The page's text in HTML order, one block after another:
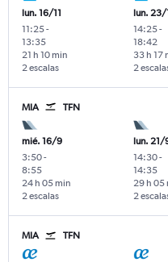
lun. 16/11
11:25-
13:35
2 escalas
21 h 10 min
lun. 23/
14:25-
18:42
2
33 h 17
MIA TFN
mié. 16/9
3:50-
8:55
2 escalas
24 h 05 min
lun. 21/
14:30-
14:35
2
29 h 05
MIA TFN